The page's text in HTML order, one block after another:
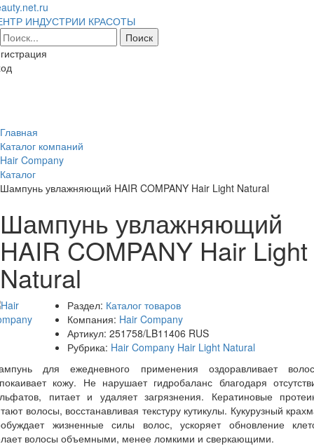
ИНДУСТРИИ КРАСОТЫ
Главная
Каталог компаний
Hair Company
Каталог
Шампунь увлажняющий HAIR COMPANY Hair Light Natural
Шампунь увлажняющий
HAIR COMPANY Hair Light
Natural
Раздел: Каталог товаров
Компания: Hair Company
Артикул: 251758/LB11406 RUS
Рубрика: Hair Company Hair Light Natural
для ежедневного применения оздоравливает
кожу. Не нарушает гидробаланс благодаря
питает и удаляет загрязнения. Кератиновые
волосы, восстанавливая текстуру кутикулы. Кукурузный
жизненные силы волос, ускоряет обновление
волосы объемными, менее ломкими и сверкающими.